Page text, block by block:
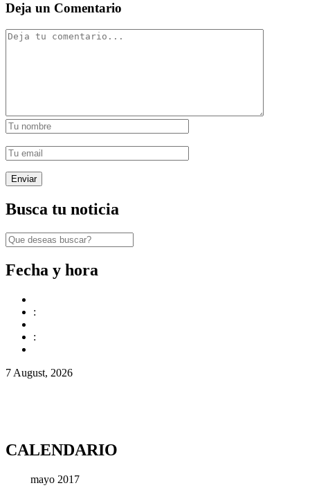
Deja un Comentario
Busca tu noticia
Fecha y hora
:
:
7 August, 2026
CALENDARIO
mayo 2017